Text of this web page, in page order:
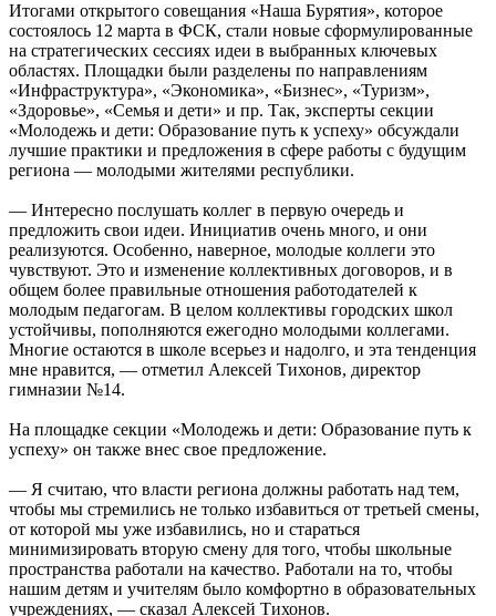
Итогами открытого совещания «Наша Бурятия», которое
состоялось 12 марта в ФСК, стали новые сформулированные
на стратегических сессиях идеи в выбранных ключевых
областях. Площадки были разделены по направлениям
«Инфраструктура», «Экономика», «Бизнес», «Туризм»,
«Здоровье», «Семья и дети» и пр. Так, эксперты секции
«Молодежь и дети: Образование путь к успеху» обсуждали
лучшие практики и предложения в сфере работы с будущим
региона — молодыми жителями республики.
— Интересно послушать коллег в первую очередь и
предложить свои идеи. Инициатив очень много, и они
реализуются. Особенно, наверное, молодые коллеги это
чувствуют. Это и изменение коллективных договоров, и в
общем более правильные отношения работодателей к
молодым педагогам. В целом коллективы городских школ
устойчивы, пополняются ежегодно молодыми коллегами.
Многие остаются в школе всерьез и надолго, и эта тенденция
мне нравится, — отметил Алексей Тихонов, директор
гимназии №14.
На площадке секции «Молодежь и дети: Образование путь к
успеху» он также внес свое предложение.
— Я считаю, что власти региона должны работать над тем,
чтобы мы стремились не только избавиться от третьей смены,
от которой мы уже избавились, но и стараться
минимизировать вторую смену для того, чтобы школьные
пространства работали на качество. Работали на то, чтобы
нашим детям и учителям было комфортно в образовательных
учреждениях, — сказал Алексей Тихонов.